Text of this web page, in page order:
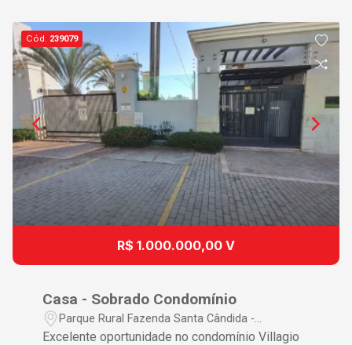
Cód. 239079
R$ 1.000.000,00 V
Casa - Sobrado Condomínio
Parque Rural Fazenda Santa Cândida -
Campinas/SP
Excelente oportunidade no condomínio Villagio